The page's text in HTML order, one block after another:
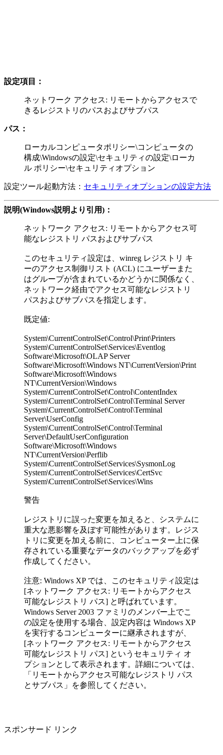
設定項目：
ネットワーク アクセス: リモートからアクセスで
きるレジストリのパスおよびサブパス
パス：
ローカルコンピュータポリシー\コンピュータの
構成\Windowsの設定\セキュリティの設定\ローカ
ル ポリシー\セキュリティオプション
設定ツール起動方法： セキュリティオプションの設定方法
説明(Windows説明より引用)：
ネットワーク アクセス: リモートからアクセス可
能なレジストリ パスおよびサブパス
このセキュリティ設定は、winreg レジストリ キ
ーのアクセス制御リスト (ACL) にユーザーまた
はグループが含まれているかどうかに関係なく、
ネットワーク経由でアクセス可能なレジストリ
パスおよびサブパスを指定します。
既定値:
System\CurrentControlSet\Control\Print\Printers
System\CurrentControlSet\Services\Eventlog
Software\Microsoft\OLAP Server
Software\Microsoft\Windows NT\CurrentVersion\Print
Software\Microsoft\Windows
NT\CurrentVersion\Windows
System\CurrentControlSet\Control\ContentIndex
System\CurrentControlSet\Control\Terminal Server
System\CurrentControlSet\Control\Terminal
Server\UserConfig
System\CurrentControlSet\Control\Terminal
Server\DefaultUserConfiguration
Software\Microsoft\Windows
NT\CurrentVersion\Perflib
System\CurrentControlSet\Services\SysmonLog
System\CurrentControlSet\Services\CertSvc
System\CurrentControlSet\Services\Wins
警告
レジストリに誤った変更を加えると、システムに
重大な悪影響を及ぼす可能性があります。レジス
トリに変更を加える前に、コンピューター上に保
存されている重要なデータのバックアップを必ず
作成してください。
注意: Windows XP では、このセキュリティ設定は
[ネットワーク アクセス: リモートからアクセス
可能なレジストリ パス] と呼ばれています。
Windows Server 2003 ファミリのメンバー上でこ
の設定を使用する場合、設定内容は Windows XP
を実行するコンピューターに継承されますが、
[ネットワーク アクセス: リモートからアクセス
可能なレジストリ パス] というセキュリティ オ
プションとして表示されます。詳細については、
「リモートからアクセス可能なレジストリ パス
とサブパス」を参照してください。
スポンサード リンク